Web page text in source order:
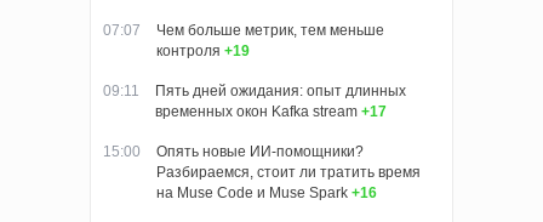
07:07
Чем больше метрик, тем меньше
контроля +19
09:11
Пять дней ожидания: опыт длинных
временных окон Kafka stream +17
15:00
Опять новые ИИ-помощники?
Разбираемся, стоит ли тратить время
на Muse Code и Muse Spark +16